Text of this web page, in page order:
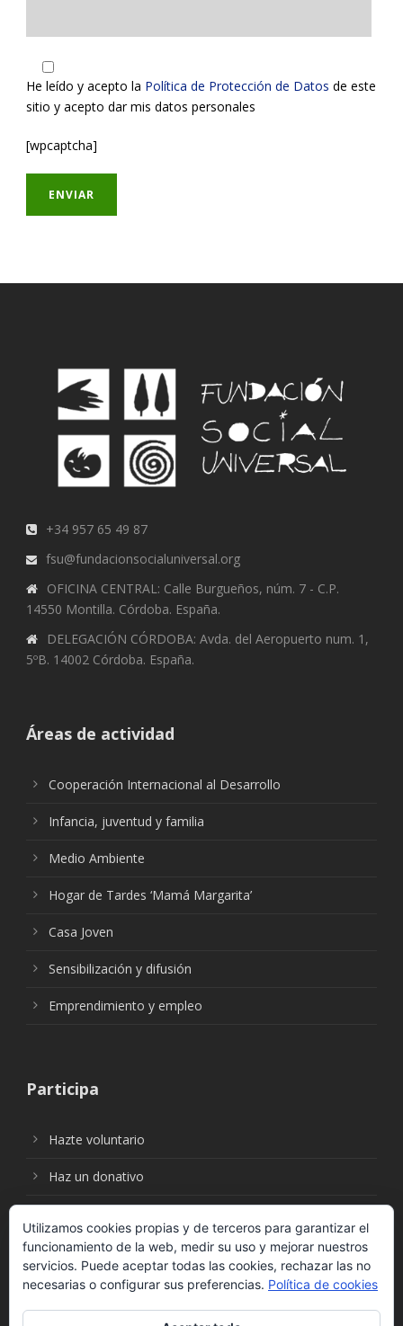
He leído y acepto la Política de Protección de Datos de este
sitio y acepto dar mis datos personales
[wpcaptcha]
+34 957 65 49 87
fsu@fundacionsocialuniversal.org
OFICINA CENTRAL: Calle Burgueños, núm. 7 - C.P.
14550 Montilla. Córdoba. España.
DELEGACIÓN CÓRDOBA: Avda. del Aeropuerto num. 1,
5ºB. 14002 Córdoba. España.
Áreas de actividad
Cooperación Internacional al Desarrollo
Infancia, juventud y familia
Medio Ambiente
Hogar de Tardes ‘Mamá Margarita’
Casa Joven
Sensibilización y difusión
Emprendimiento y empleo
Participa
Hazte voluntario
Haz un donativo
Síguenos en:
Utilizamos cookies propias y de terceros para garantizar el
funcionamiento de la web, medir su uso y mejorar nuestros
servicios. Puede aceptar todas las cookies, rechazar las no
necesarias o configurar sus preferencias. Política de cookies